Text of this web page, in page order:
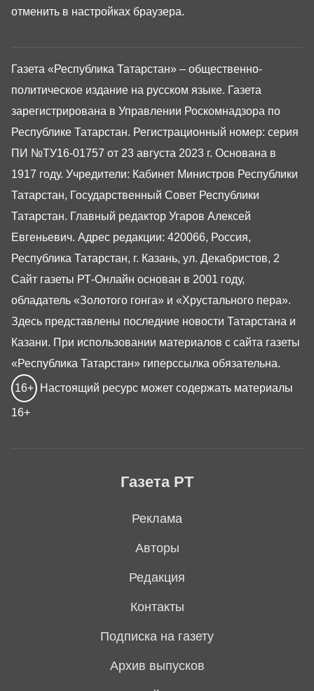
Газета РТ
Реклама
Авторы
Редакция
Контакты
Подписка на газету
Архив выпусков
Газета «Республика Татарстан» – общественно-
политическое издание на русском языке. Газета
зарегистрирована в Управлении Роскомнадзора по
Республике Татарстан. Регистрационный номер: серия
ПИ №ТУ16-01757 от 23 августа 2023 г. Основана в
1917 году. Учредители: Кабинет Министров Республики
Татарстан, Государственный Совет Республики
Татарстан. Главный редактор Угаров Алексей
Евгеньевич. Адрес редакции: 420066, Россия,
Республика Татарстан, г. Казань, ул. Декабристов, 2
Сайт газеты РТ-Онлайн основан в 2001 году,
обладатель «Золотого гонга» и «Хрустального пера».
Здесь представлены последние новости Татарстана и
Казани. При использовании материалов с сайта газеты
«Республика Татарстан» гиперссылка обязательна.
16+ Настоящий ресурс может содержать материалы
16+
отменить в настройках браузера.